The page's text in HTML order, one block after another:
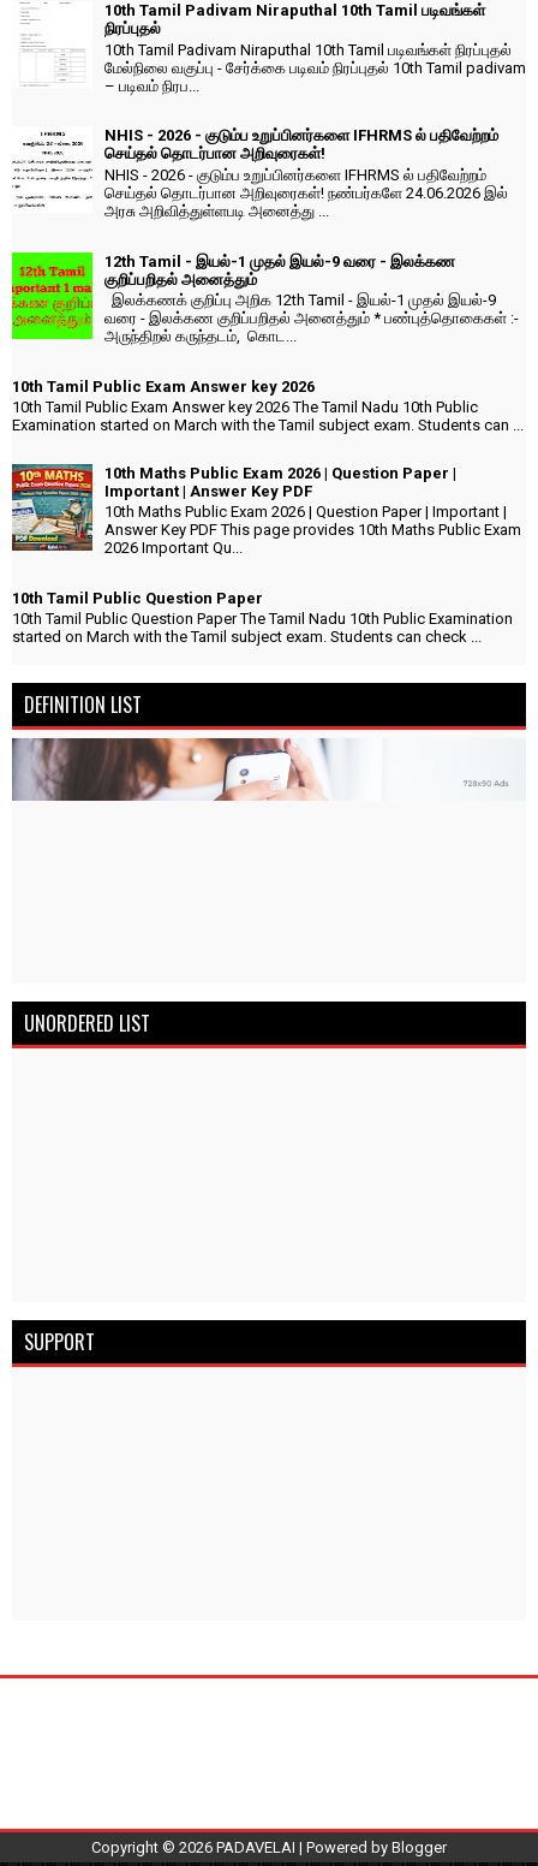
10th Tamil Padivam Niraputhal 10th Tamil படிவங்கள்
நிரப்புதல்
10th Tamil Padivam Niraputhal 10th Tamil படிவங்கள் நிரப்புதல்
மேல்நிலை வகுப்பு - சேர்க்கை படிவம் நிரப்புதல் 10th Tamil padivam
– படிவம் நிரப...
NHIS - 2026 - குடும்ப உறுப்பினர்களை IFHRMS ல் பதிவேற்றம்
செய்தல் தொடர்பான அறிவுரைகள்!
NHIS - 2026 - குடும்ப உறுப்பினர்களை IFHRMS ல் பதிவேற்றம்
செய்தல் தொடர்பான அறிவுரைகள்! நண்பர்களே 24.06.2026 இல்
அரசு அறிவித்துள்ளபடி அனைத்து ...
12th Tamil - இயல்-1 முதல் இயல்-9 வரை - இலக்கண
குறிப்பறிதல் அனைத்தும்
இலக்கணக் குறிப்பு அறிக 12th Tamil - இயல்-1 முதல் இயல்-9
வரை - இலக்கண குறிப்பறிதல் அனைத்தும் * பண்புத்தொகைகள் :-
அருந்திறல் கருந்தடம், கொட...
10th Tamil Public Exam Answer key 2026
10th Tamil Public Exam Answer key 2026 The Tamil Nadu 10th Public
Examination started on March with the Tamil subject exam. Students can ...
10th Maths Public Exam 2026 | Question Paper |
Important | Answer Key PDF
10th Maths Public Exam 2026 | Question Paper | Important |
Answer Key PDF This page provides 10th Maths Public Exam
2026 Important Qu...
10th Tamil Public Question Paper
10th Tamil Public Question Paper The Tamil Nadu 10th Public Examination
started on March with the Tamil subject exam. Students can check ...
DEFINITION LIST
UNORDERED LIST
SUPPORT
Copyright © 2026 PADAVELAI | Powered by Blogger